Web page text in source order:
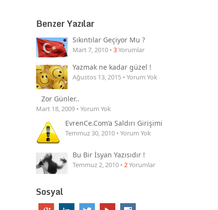
Benzer Yazılar
Sıkıntılar Geçiyor Mu ?
Mart 7, 2010 • 3Yorumlar
Yazmak ne kadar güzel !
Ağustos 13, 2015 • Yorum Yok
Zor Günler..
Mart 18, 2009 • Yorum Yok
EvrenCe.Com’a Saldırı Girişimi
Temmuz 30, 2010 • Yorum Yok
Bu Bir İsyan Yazısıdır !
Temmuz 2, 2010 • 2Yorumlar
Sosyal